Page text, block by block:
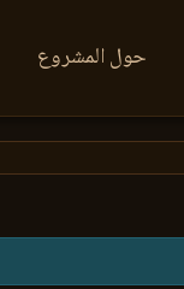
حول المشروع